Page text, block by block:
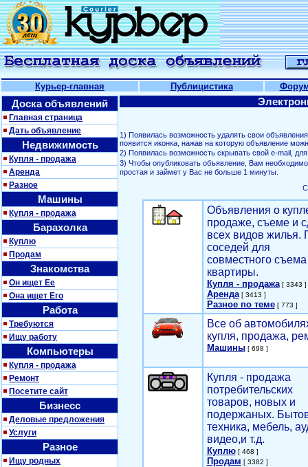
Курьер-главная Публицистика
Доска объявлений
Главная страница
Дать объявление
Недвижимость
Купля - продажа
Аренда
Разное
Машины
Купля - продажа
Барахолка
Куплю
Продам
Знакомства
Он ищет Ее
Она ищет Его
Работа
Требуются
Ищу работу
Компьютеры
Купля - продажа
Ремонт
Посетите сайт
Бизнесс
Деловые предложения
Услуги
Разное
Ищу родных
1) Появилась возможность удалять свои
появится иконка, нажав на которую объявление
2) Появилась возможность скрывать свой е-mail,
3) Чтобы опубликовать объявление, Вам
простая и займет у Вас не больше 1 минуты.
Объявления о
продаже, съеме и
всех видов жилья.
соседей для
совместного съема
квартиры.
Купля - продажа[ 3343 ]
Аренда[ 3413 ]
Разное по теме[ 773 ]
Все об
купля, продажа,
Машины[ 698 ]
Купля - продажа
потребительских
товаров, новых и
подержаных.
техника, мебель,
видео,и т.д.
Куплю[ 468 ]
Продам [ 3382 ]